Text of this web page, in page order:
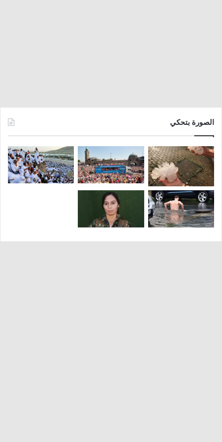
الصورة بتحكي